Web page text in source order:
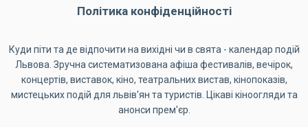
Політика конфіденційності
Куди піти та де відпочити на вихідні чи в свята - календар подій
Львова. Зручна систематизована афіша фестивалів, вечірок,
концертів, виставок, кіно, театральних вистав, кінопоказів,
мистецьких подій для львів'ян та туристів. Цікаві кіноогляди та
анонси прем'єр.